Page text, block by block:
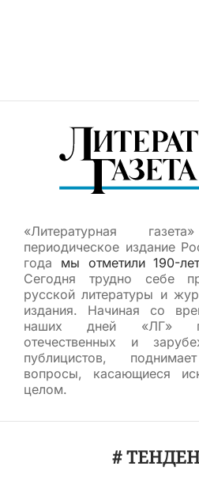
«Литературная
периодическое издание
года мы отметили 190-
Сегодня трудно себе
русской литературы и
издания. Начиная со
наших дней «ЛГ»
отечественных и
публицистов,
вопросы, касающиеся
целом.
#